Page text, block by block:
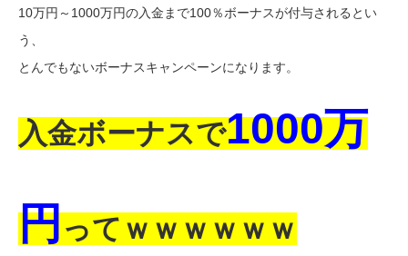
10万円～1000万円の入金まで100％ボーナスが付与されるとい
う、
とんでもないボーナスキャンペーンになります。
入金ボーナスで1000万
円ってｗｗｗｗｗｗ